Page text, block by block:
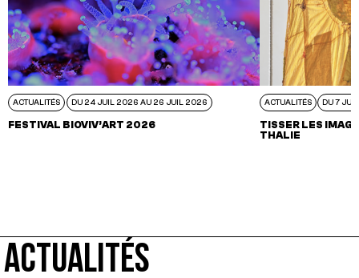
ACTUALITÉS DU 24 JUIL 2026 AU 26 JUIL 2026
FESTIVAL BIOVIV’ART 2026
ACTUALITÉS DU 7
TISSER LES
THALIE
ACTUALITÉS